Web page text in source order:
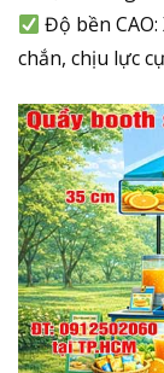
Độ bền
chắn, chịu lực